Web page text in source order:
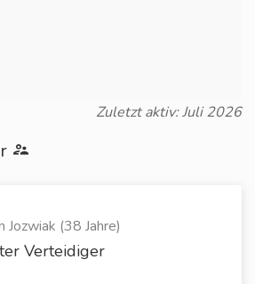
Zuletzt aktiv: Juli 2026
Jozwiak (38 Jahre)
Verteidiger